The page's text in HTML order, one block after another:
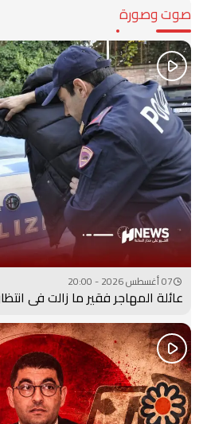
صوت وصورة
07 أغسطس 2026 - 20:00
عائلة المهاجر فقير ما زالت في